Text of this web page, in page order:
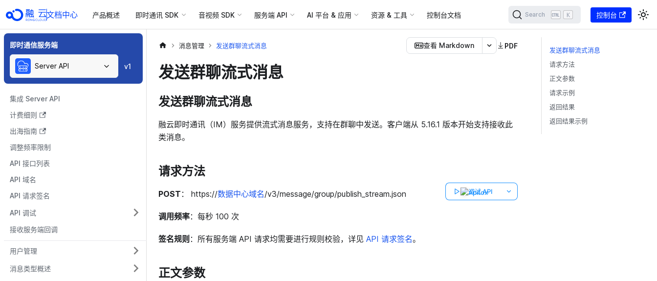
文档中心 产品概述 即时通讯 SDK 音视频 SDK 服务端 API AI 平台 & 应用 资源 & 工具 控制台文档 Search K 控制台
即时通信服务端
Server API v1
集成 Server API
计费细则
出海指南
调整频率限制
API 接口列表
API 域名
API 请求签名
API 调试
接收服务端回调
用户管理
消息类型概述
消息管理 发送群聊流式消息 查看 Markdown PDF
发送群聊流式消息
发送群聊流式消息
融云即时通讯（IM）服务提供流式消息服务，支持在群聊中发送。客户端从 5.16.1 版本开始支持接收此
类消息。
请求方法
调试 API
POST ： https://数据中心域名/v3/message/group/publish_stream.json
调用频率：每秒 100 次
签名规则 ：所有服务端 API 请求均需要进行规则校验，详见 API 请求签名。
正文参数
发送群聊流式消息
请求方法
正文参数
请求示例
返回结果
返回结果示例